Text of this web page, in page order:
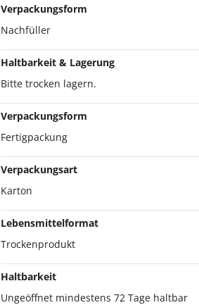
Verpackungsform
Nachfüller
Haltbarkeit & Lagerung
Bitte trocken lagern.
Verpackungsform
Fertigpackung
Verpackungsart
Karton
Lebensmittelformat
Trockenprodukt
Haltbarkeit
Ungeöffnet mindestens 72 Tage haltbar